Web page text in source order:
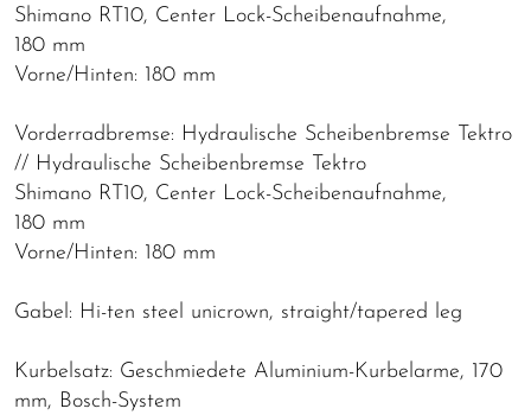
Shimano RT10, Center Lock-Scheibenaufnahme,
180 mm
Vorne/Hinten: 180 mm
Vorderradbremse: Hydraulische Scheibenbremse Tektro
// Hydraulische Scheibenbremse Tektro
Shimano RT10, Center Lock-Scheibenaufnahme,
180 mm
Vorne/Hinten: 180 mm
Gabel: Hi-ten steel unicrown, straight/tapered leg
Kurbelsatz: Geschmiedete Aluminium-Kurbelarme, 170
mm, Bosch-System